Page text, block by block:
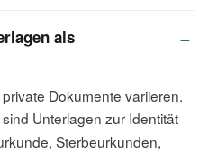
als
Dokumente variieren.
sind Unterlagen zur Identität
Sterbeurkunden,